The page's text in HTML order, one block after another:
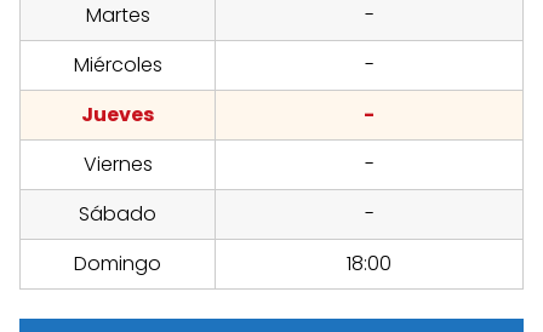
Martes
-
Miércoles
-
Jueves
-
Viernes
-
Sábado
-
Domingo
18:00